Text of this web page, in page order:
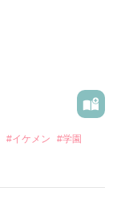
#イケメン #学園